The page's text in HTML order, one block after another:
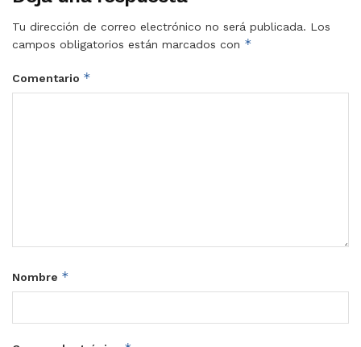
Tu dirección de correo electrónico no será publicada. Los
campos obligatorios están marcados con *
Comentario *
Nombre *